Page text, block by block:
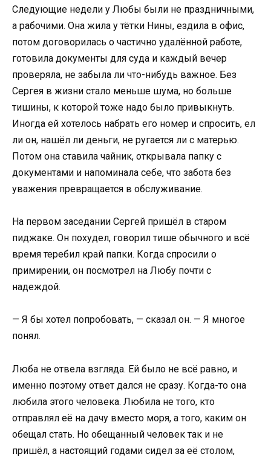
Следующие недели у Любы были не праздничными,
а рабочими. Она жила у тётки Нины, ездила в офис,
потом договорилась о частично удалённой работе,
готовила документы для суда и каждый вечер
проверяла, не забыла ли что-нибудь важное. Без
Сергея в жизни стало меньше шума, но больше
тишины, к которой тоже надо было привыкнуть.
Иногда ей хотелось набрать его номер и спросить, ел
ли он, нашёл ли деньги, не ругается ли с матерью.
Потом она ставила чайник, открывала папку с
документами и напоминала себе, что забота без
уважения превращается в обслуживание.
На первом заседании Сергей пришёл в старом
пиджаке. Он похудел, говорил тише обычного и всё
время теребил край папки. Когда спросили о
примирении, он посмотрел на Любу почти с
надеждой.
— Я бы хотел попробовать, — сказал он. — Я многое
понял.
Люба не отвела взгляда. Ей было не всё равно, и
именно поэтому ответ дался не сразу. Когда-то она
любила этого человека. Любила не того, кто
отправлял её на дачу вместо моря, а того, каким он
обещал стать. Но обещанный человек так и не
пришёл, а настоящий годами сидел за её столом,